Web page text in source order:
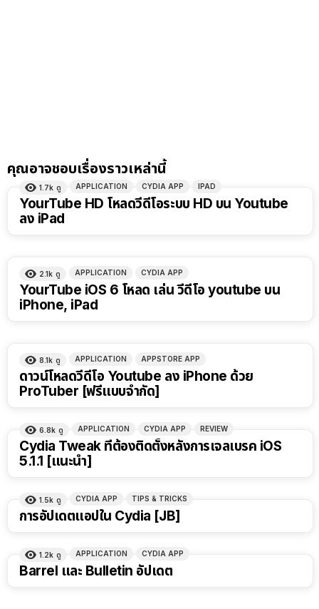
คุณอาจชอบเรื่องราวเหล่านี้
1.7k ดู APPLICATION CYDIA APP IPAD
YourTube HD โหลดวีดีโอระบบ HD บน Youtube
ลง iPad
2.1k ดู APPLICATION CYDIA APP
YourTube iOS 6 โหลด เล่น วีดีโอ youtube บน
iPhone, iPad
8.1k ดู APPLICATION APPSTORE APP
ดาวน์โหลดวีดีโอ Youtube ลง iPhone ด้วย
ProTuber [ฟรีแบบจำกัด]
6.8k ดู APPLICATION CYDIA APP REVIEW
Cydia Tweak ที่ต้องติดตั้งหลังการเจลเบรค iOS
5.1.1 [แนะนำ]
1.5k ดู CYDIA APP TIPS & TRICKS
การอัปเดตแอปใน Cydia [JB]
1.2k ดู APPLICATION CYDIA APP
Barrel และ Bulletin อัปเดต